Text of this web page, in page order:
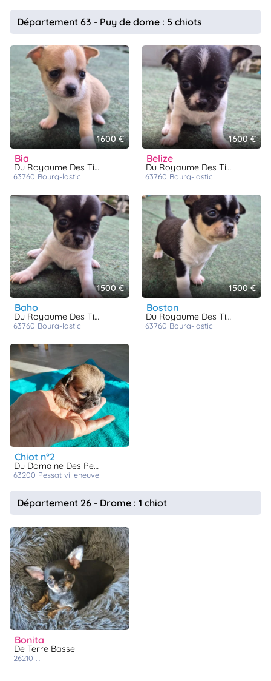
Département 63 - Puy de dome : 5 chiots
1600 €
bia
Du Royaume Des Titous
63760 bourg-lastic
1600 €
belize
Du Royaume Des Titous
63760 bourg-lastic
1500 €
baho
Du Royaume Des Titous
63760 bourg-lastic
1500 €
boston
Du Royaume Des Titous
63760 bourg-lastic
chiot n°2
Du Domaine Des Petits Samouraïs
63200 pessat villeneuve
Département 26 - Drome : 1 chiot
bonita
De Terre Basse
26210